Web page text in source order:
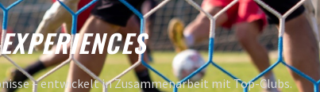
– entwickelt in Zusammenarbeit mit Top-Clubs.